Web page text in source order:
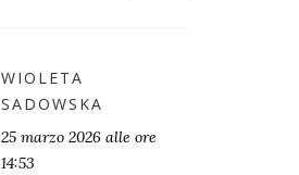
WIOLETA
SADOWSKA
25 marzo 2026 alle ore
14:53